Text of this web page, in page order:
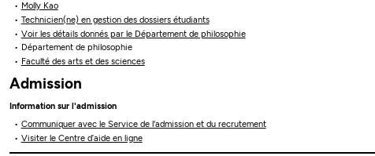
Molly Kao
Technicien(ne) en gestion des dossiers étudiants
Voir les détails donnés par le Département de philosophie
Département de philosophie
Faculté des arts et des sciences
Admission
Information sur l'admission
Communiquer avec le Service de l'admission et du recrutement
Visiter le Centre d’aide en ligne